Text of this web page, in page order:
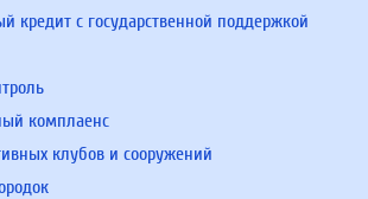
кредит с государственной поддержкой
комплаенс
клубов и сооружений